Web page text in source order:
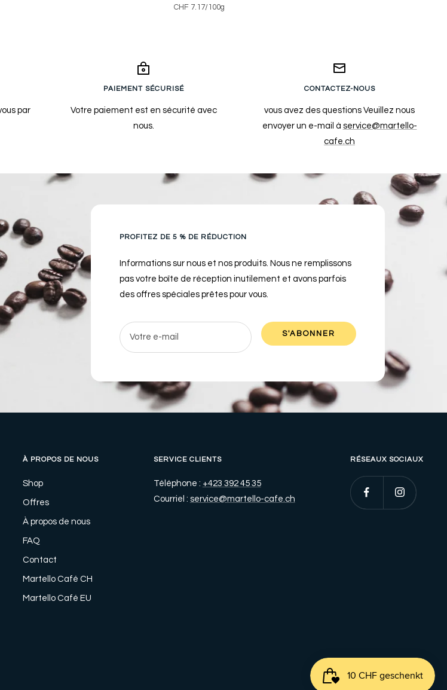
normal
CHF 7.17/100g
par
PAIEMENT SÉCURISÉ
Votre paiement est en sécurité avec
nous.
CONTACTEZ-NOUS
vous avez des questions Veuillez nous
envoyer un e-mail à service@martello-
cafe.ch
PROFITEZ DE 5 % DE RÉDUCTION
Informations sur nous et nos produits. Nous ne remplissons
pas votre boîte de réception inutilement et avons parfois
des offres spéciales prêtes pour vous.
Votre e-mail S'ABONNER
À PROPOS DE NOUS
Shop
Offres
À propos de nous
FAQ
Contact
Martello Café CH
Martello Café EU
SERVICE CLIENTS
Téléphone : +423 392 45 35
Courriel : service@martello-cafe.ch
RÉSEAUX SOCIAUX